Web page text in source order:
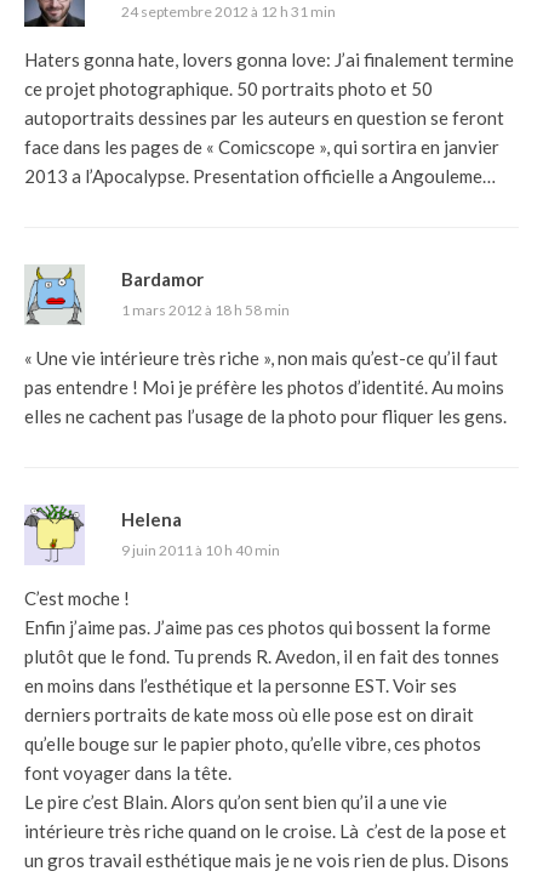
24 septembre 2012 à 12 h 31 min
Haters gonna hate, lovers gonna love: J’ai finalement termine
ce projet photographique. 50 portraits photo et 50
autoportraits dessines par les auteurs en question se feront
face dans les pages de « Comicscope », qui sortira en janvier
2013 a l’Apocalypse. Presentation officielle a Angouleme…
Bardamor
1 mars 2012 à 18 h 58 min
« Une vie intérieure très riche », non mais qu’est-ce qu’il faut
pas entendre ! Moi je préfère les photos d’identité. Au moins
elles ne cachent pas l’usage de la photo pour fliquer les gens.
Helena
9 juin 2011 à 10 h 40 min
C’est moche !
Enfin j’aime pas. J’aime pas ces photos qui bossent la forme
plutôt que le fond. Tu prends R. Avedon, il en fait des tonnes
en moins dans l’esthétique et la personne EST. Voir ses
derniers portraits de kate moss où elle pose est on dirait
qu’elle bouge sur le papier photo, qu’elle vibre, ces photos
font voyager dans la tête.
Le pire c’est Blain. Alors qu’on sent bien qu’il a une vie
intérieure très riche quand on le croise. Là c’est de la pose et
un gros travail esthétique mais je ne vois rien de plus. Disons